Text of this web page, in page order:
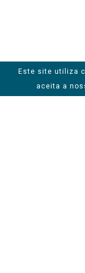
Este site utiliza
aceita a